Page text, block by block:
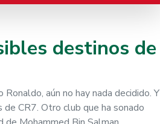
destinos de
aún no hay nada decidido. Y
CR7. Otro club que ha sonado